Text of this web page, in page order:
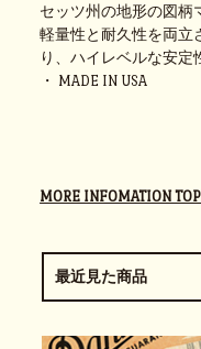
セッツ州の地形の図柄
軽量性と耐久性を両立
り、ハイレベルな安定
・ MADE IN USA
MORE INFOMATION
最近見た商品